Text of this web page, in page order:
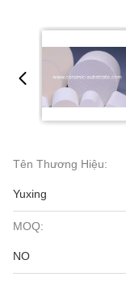
Tên Thương Hiệu:
Yuxing
MOQ:
NO